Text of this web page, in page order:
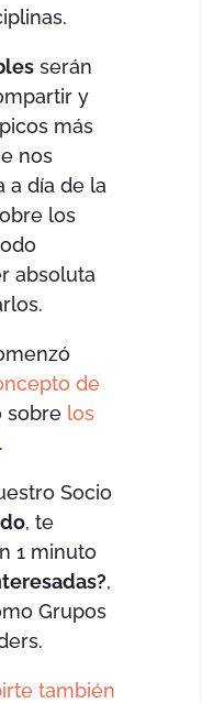
serán
y
más
nos
a día de la
los
absoluta
de
sobre los
.
Socio
, te
1 minuto
,
Grupos
también